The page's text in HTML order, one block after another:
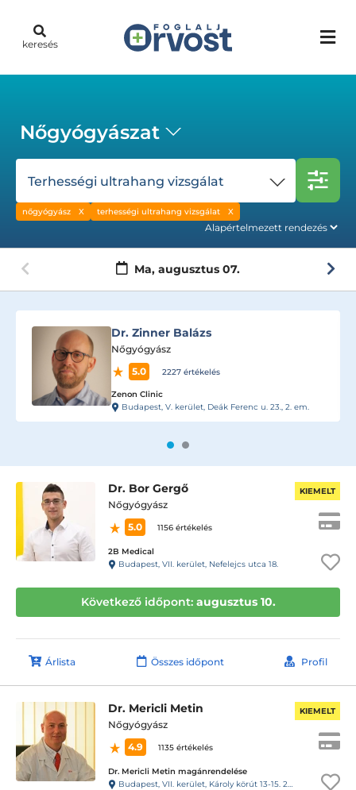
keresés
Nőgyógyászat
Terhességi ultrahang vizsgálat
nőgyógyász terhességi ultrahang vizsgálat
Ma, augusztus 07.
Dr. Zinner Balázs
Nőgyógyász
5.0
2227 értékelés
Zenon Clinic
Budapest, V. kerület, Deák Ferenc u. 23., 2. em.
Dr. Bor Gergő
Nőgyógyász
5.0
1156 értékelés
2B Medical
Budapest, VII. kerület, Nefelejcs utca 18.
KIEMELT
Következő időpont: augusztus 10.
Árlista Összes időpont Profil
Dr. Mericli Metin
Nőgyógyász
4.9
1135 értékelés
Dr. Mericli Metin magánrendelése
Budapest, VII. kerület, Károly körút 13-15. 2.em.12.
KIEMELT